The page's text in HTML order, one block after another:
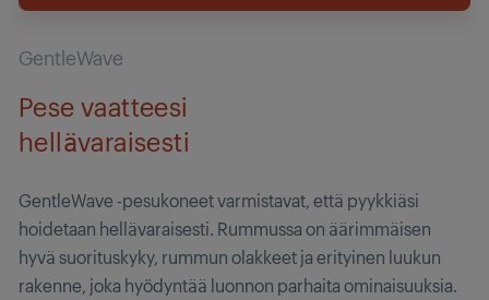
GentleWave
Pese vaatteesi
hellävaraisesti
GentleWave -pesukoneet varmistavat, että pyykkiäsi
hoidetaan hellävaraisesti. Rummussa on äärimmäisen
hyvä suorituskyky, rummun olakkeet ja erityinen luukun
rakenne, joka hyödyntää luonnon parhaita ominaisuuksia.